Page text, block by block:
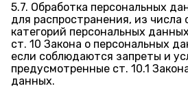
5.7. Обработка персональных
для распространения, из числа
категорий персональных
ст. 10 Закона о персональных
если соблюдаются запреты и
предусмотренные ст. 10.1
данных.